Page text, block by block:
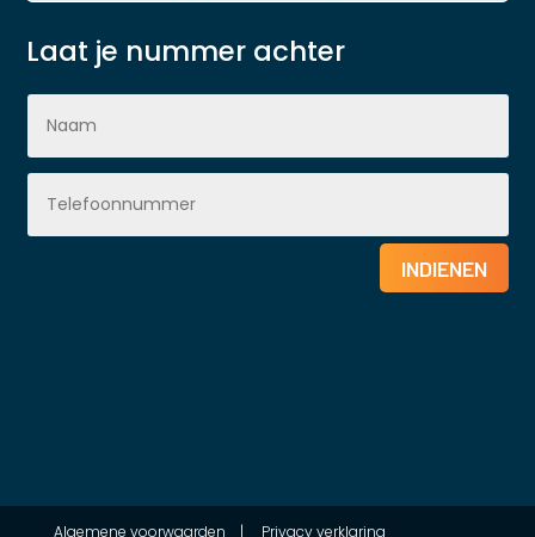
Laat je nummer achter
INDIENEN
Algemene voorwaarden | Privacy verklaring